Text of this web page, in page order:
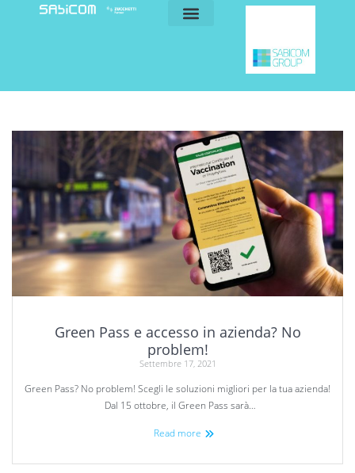
Green Pass e accesso in azienda? No
problem!
Settembre 17, 2021
Green Pass? No problem! Scegli le soluzioni migliori per la tua azienda!
Dal 15 ottobre, il Green Pass sarà…
Read more